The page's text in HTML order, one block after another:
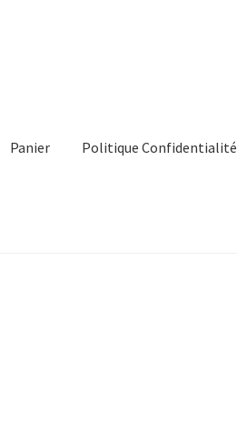
Panier Politique Confidentialité